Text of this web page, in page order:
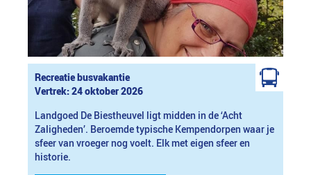
Recreatie busvakantie
Vertrek: 24 oktober 2026
Landgoed De Biestheuvel ligt midden in de ‘Acht
Zaligheden’. Beroemde typische Kempendorpen waar je
sfeer van vroeger nog voelt. Elk met eigen sfeer en
historie.